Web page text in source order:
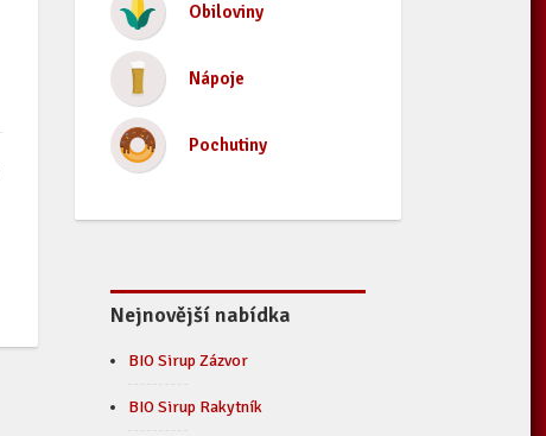
Obiloviny
Nápoje
Pochutiny
Nejnovější nabídka
BIO Sirup Zázvor
BIO Sirup Rakytník